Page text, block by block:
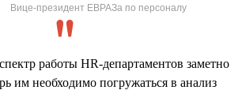
Вице-президент ЕВРАЗа по персоналу
работы HR-департаментов заметно
им необходимо погружаться в анализ